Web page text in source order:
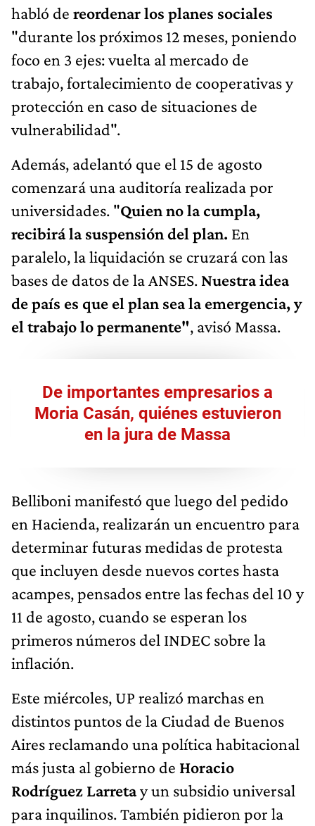
habló de reordenar los planes sociales
"durante los próximos 12 meses, poniendo
foco en 3 ejes: vuelta al mercado de
trabajo, fortalecimiento de cooperativas y
protección en caso de situaciones de
vulnerabilidad".
Además, adelantó que el 15 de agosto
comenzará una auditoría realizada por
universidades. "Quien no la cumpla,
recibirá la suspensión del plan. En
paralelo, la liquidación se cruzará con las
bases de datos de la ANSES. Nuestra idea
de país es que el plan sea la emergencia, y
el trabajo lo permanente", avisó Massa.
De importantes empresarios a
Moria Casán, quiénes estuvieron
en la jura de Massa
Belliboni manifestó que luego del pedido
en Hacienda, realizarán un encuentro para
determinar futuras medidas de protesta
que incluyen desde nuevos cortes hasta
acampes, pensados entre las fechas del 10 y
11 de agosto, cuando se esperan los
primeros números del INDEC sobre la
inflación.
Este miércoles, UP realizó marchas en
distintos puntos de la Ciudad de Buenos
Aires reclamando una política habitacional
más justa al gobierno de Horacio
Rodríguez Larretay un subsidio universal
para inquilinos. También pidieron por la